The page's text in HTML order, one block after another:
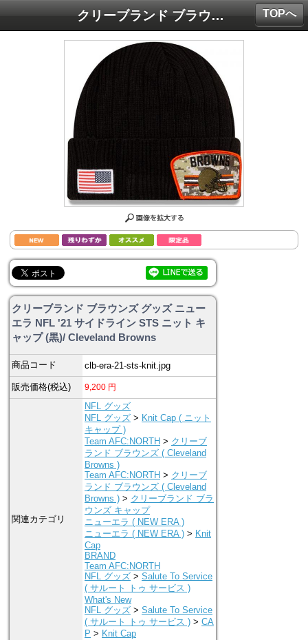
クリーブランド ブラウンズ グッズ ニューエラ NFL '21 サイドライン STS ニット キャップ (黒)/ Cleveland Browns
クリーブランド ブラウンズ グッズ ニュー
エラ NFL '21 サイドライン STS ニット キ
ャップ (黒)/ Cleveland Browns
商品コード clb-era-21-sts-knit.jpg
販売価格(税込) 9,200 円
関連カテゴリ
NFL グッズ
NFL グッズ > Knit Cap ( ニット
キャップ )
Team AFC:NORTH > クリーブ
ランド ブラウンズ ( Cleveland
Browns )
Team AFC:NORTH > クリーブ
ランド ブラウンズ ( Cleveland
Browns ) > クリーブランド ブラ
ウンズ キャップ
ニューエラ ( NEW ERA )
ニューエラ ( NEW ERA ) > Knit
Cap
BRAND
Team AFC:NORTH
NFL グッズ >Salute To Service
( サルート トゥ サービス )
What's New
NFL グッズ >Salute To Service
( サルート トゥ サービス ) >CA
P > Knit Cap
TOPへ